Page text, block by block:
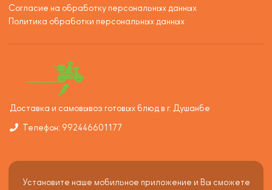
Согласие на обработку персональных данных
Политика обработки персональных данных
Доставка и самовывоз готовых блюд в г. Душанбе
Телефон: 992446601177
Установите наше мобильное приложение и Вы сможете